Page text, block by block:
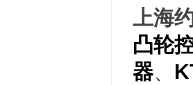
上海
凸轮
器、